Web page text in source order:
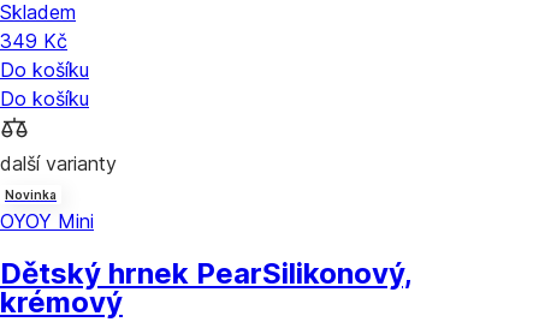
Skladem
349 Kč
Do košíku
Do košíku
další varianty
Novinka
OYOY Mini
Dětský hrnek PearSilikonový,
krémový